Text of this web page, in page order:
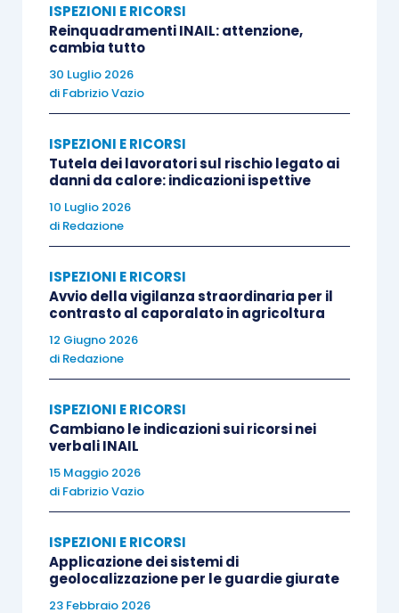
ISPEZIONI E RICORSI
Reinquadramenti INAIL: attenzione,
cambia tutto
30 Luglio 2026
di Fabrizio Vazio
ISPEZIONI E RICORSI
Tutela dei lavoratori sul rischio legato ai
danni da calore: indicazioni ispettive
10 Luglio 2026
di Redazione
ISPEZIONI E RICORSI
Avvio della vigilanza straordinaria per il
contrasto al caporalato in agricoltura
12 Giugno 2026
di Redazione
ISPEZIONI E RICORSI
Cambiano le indicazioni sui ricorsi nei
verbali INAIL
15 Maggio 2026
di Fabrizio Vazio
ISPEZIONI E RICORSI
Applicazione dei sistemi di
geolocalizzazione per le guardie giurate
23 Febbraio 2026